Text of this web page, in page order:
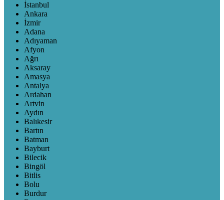
İstanbul
Ankara
İzmir
Adana
Adıyaman
Afyon
Ağrı
Aksaray
Amasya
Antalya
Ardahan
Artvin
Aydın
Balıkesir
Bartın
Batman
Bayburt
Bilecik
Bingöl
Bitlis
Bolu
Burdur